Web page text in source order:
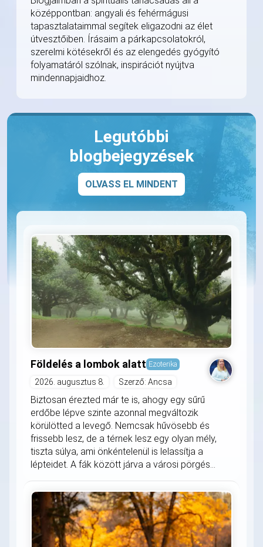
középpontban: angyali és fehérmágusi
tapasztalataimmal segítek eligazodni az élet
útvesztőiben. Írásaim a párkapcsolatokról,
szerelmi kötésekről és az elengedés gyógyító
folyamatáról szólnak, inspirációt nyújtva
mindennapjaidhoz.
Legutóbbi
blogbejegyzések
OLVASS EL MINDENT
Földelés a lombok alatt Ezoterika
2026. augusztus 8. Szerző: Ancsa
Biztosan érezted már te is, ahogy egy sűrű
erdőbe lépve szinte azonnal megváltozik
körülötted a levegő. Nemcsak hűvösebb és
frissebb lesz, de a térnek lesz egy olyan mély,
tiszta súlya, ami önkéntelenül is lelassítja a
lépteidet. A fák között járva a városi pörgés...